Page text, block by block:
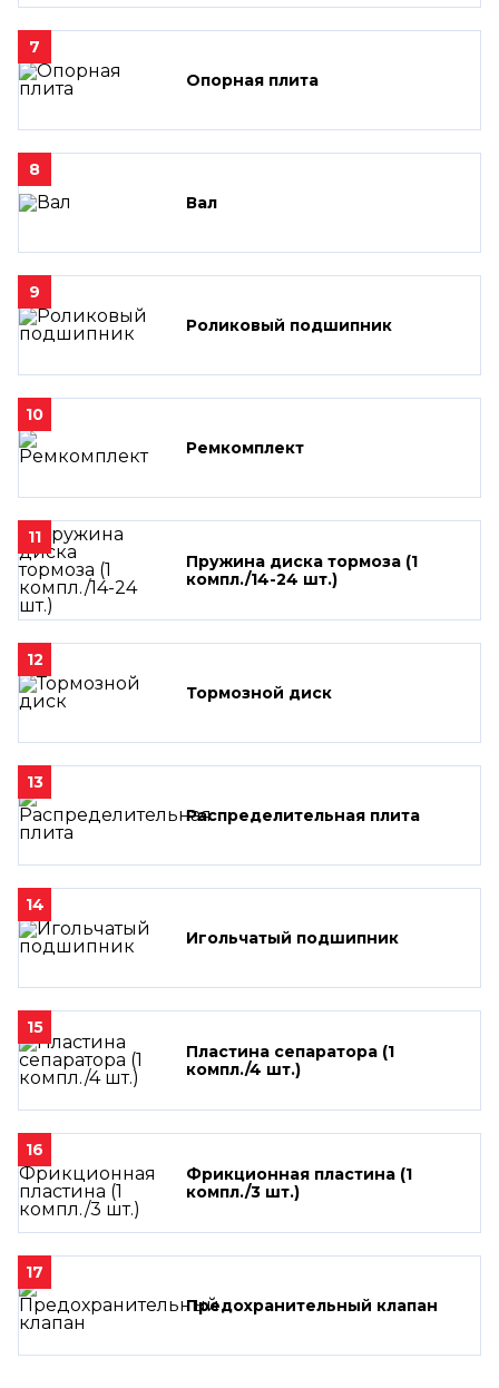
7
Опорная плита
8
Вал
9
Роликовый подшипник
10
Ремкомплект
11
Пружина диска тормоза (1
компл./14-24 шт.)
12
Тормозной диск
13
Распределительная плита
14
Игольчатый подшипник
15
Пластина сепаратора (1
компл./4 шт.)
16
Фрикционная пластина (1
компл./3 шт.)
17
Предохранительный клапан